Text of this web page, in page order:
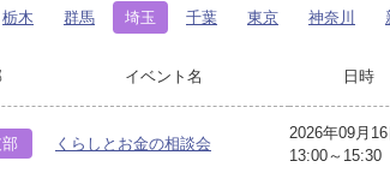
栃木 群馬 埼玉 千葉 東京 神奈川
イベント名 日時
くらしとお金の相談会
2026年09月16
13:00～15:30